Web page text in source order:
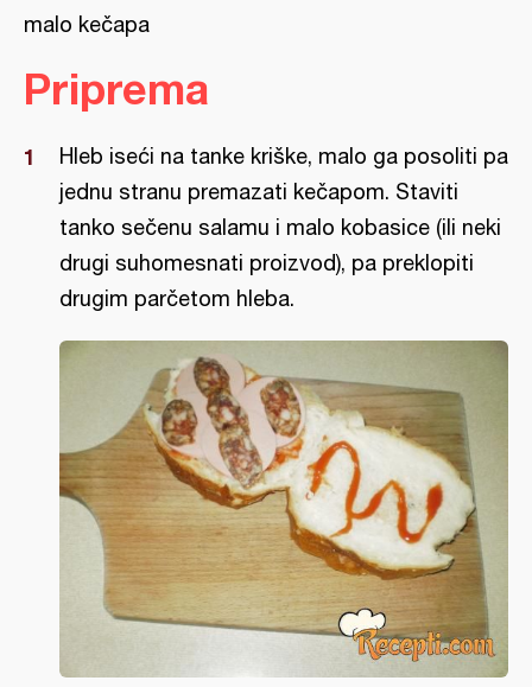
malo kečapa
Priprema
Hleb iseći na tanke kriške, malo ga posoliti pa
jednu stranu premazati kečapom. Staviti
tanko sečenu salamu i malo kobasice (ili neki
drugi suhomesnati proizvod), pa preklopiti
drugim parčetom hleba.